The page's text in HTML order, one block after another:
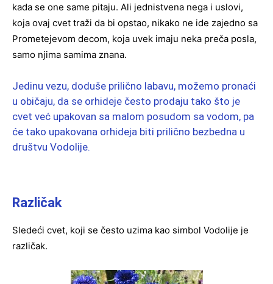
kada se one same pitaju. Ali jednistvena nega i uslovi,
koja ovaj cvet traži da bi opstao, nikako ne ide zajedno sa
Prometejevom decom, koja uvek imaju neka preča posla,
samo njima samima znana.
Jedinu vezu, doduše prilično labavu, možemo pronaći
u običaju, da se orhideje često prodaju tako što je
cvet već upakovan sa malom posudom sa vodom, pa
će tako upakovana orhideja biti prilično bezbedna u
društvu Vodolije.
Različak
Sledeći cvet, koji se često uzima kao simbol Vodolije je
različak.